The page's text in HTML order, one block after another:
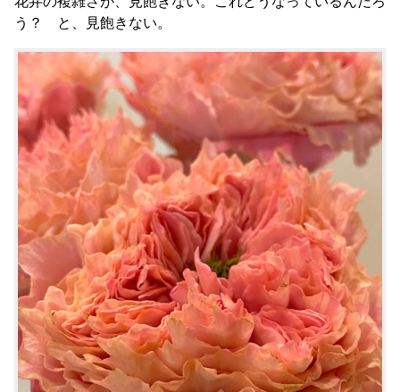
う？ と、見飽きない。